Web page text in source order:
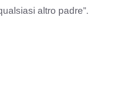
altro padre”.